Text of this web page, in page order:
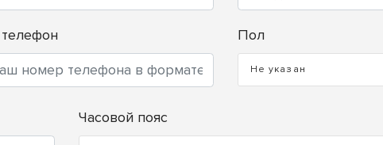
Пол
Не указан
Часовой пояс